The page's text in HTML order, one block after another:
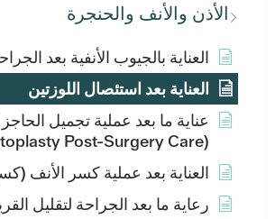
الأذن والأنف والحنجرة
العناية بالجيوب الأنفية بعد
العناية بعد استئصال اللوزتين
عناية ما بعد عملية تجميل الحاجز
(Septoplasty Post-Surgery Care)
العناية بعد عملية كسر الأنف
رعاية ما بعد الجراحة لتقليل